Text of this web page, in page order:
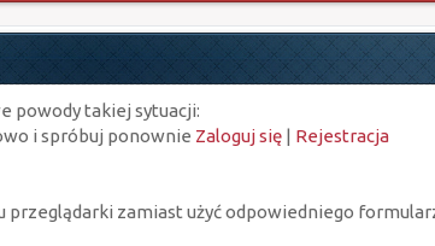
powody takiej sytuacji:
i spróbuj ponownie Zaloguj się| Rejestracja
zamiast użyć odpowiedniego